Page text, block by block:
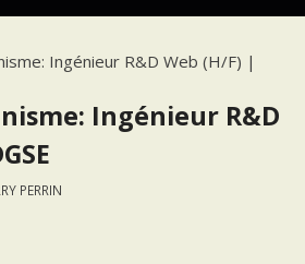
Ingénieur R&D Web (H/F) |
Ingénieur R&D
PERRIN